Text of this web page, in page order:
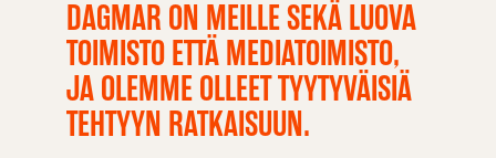
DAGMAR ON MEILLE SEKÄ LUOVA
TOIMISTO ETTÄ MEDIATOIMISTO,
JA OLEMME OLLEET TYYTYVÄISIÄ
TEHTYYN RATKAISUUN.